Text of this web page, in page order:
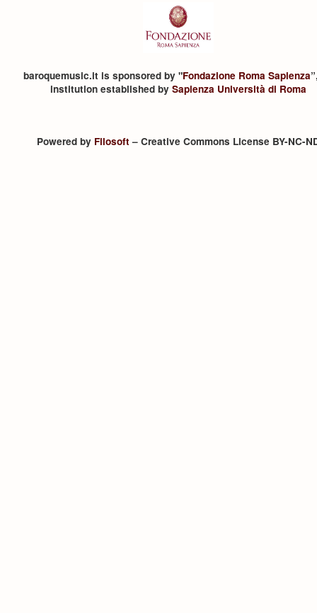
baroquemusic.it is sponsored by "Fondazione Roma Sapienza
institution established by Sapienza Università di Roma
Powered by Filosoft– Creative Commons License BY-NC-